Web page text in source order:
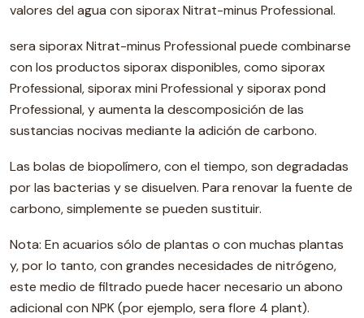
valores del agua con siporax Nitrat-minus Professional.
sera siporax Nitrat-minus Professional puede combinarse
con los productos siporax disponibles, como siporax
Professional, siporax mini Professional y siporax pond
Professional, y aumenta la descomposición de las
sustancias nocivas mediante la adición de carbono.
Las bolas de biopolímero, con el tiempo, son degradadas
por las bacterias y se disuelven. Para renovar la fuente de
carbono, simplemente se pueden sustituir.
Nota: En acuarios sólo de plantas o con muchas plantas
y, por lo tanto, con grandes necesidades de nitrógeno,
este medio de filtrado puede hacer necesario un abono
adicional con NPK (por ejemplo, sera flore 4 plant).